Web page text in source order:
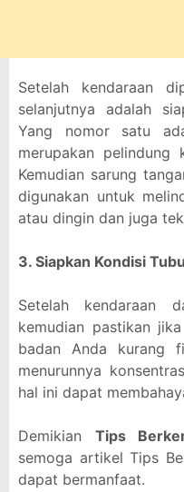
Setelah kendaraan
selanjutnya adalah
Yang nomor satu
merupakan pelindung
Kemudian sarung
digunakan untuk
atau dingin dan juga
3. Siapkan Kondisi
Setelah kendaraan
kemudian pastikan
badan Anda kurang
menurunnya
hal ini dapat
Demikian Tips
semoga artikel Tips
dapat bermanfaat.